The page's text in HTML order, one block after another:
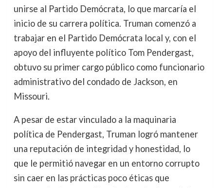
unirse al Partido Demócrata, lo que marcaría el
inicio de su carrera política. Truman comenzó a
trabajar en el Partido Demócrata local y, con el
apoyo del influyente político Tom Pendergast,
obtuvo su primer cargo público como funcionario
administrativo del condado de Jackson, en
Missouri.
A pesar de estar vinculado a la maquinaria
política de Pendergast, Truman logró mantener
una reputación de integridad y honestidad, lo
que le permitió navegar en un entorno corrupto
sin caer en las prácticas poco éticas que